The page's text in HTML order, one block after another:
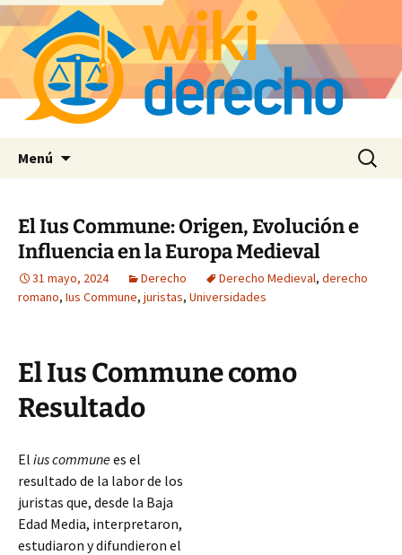
Menú Buscar:
El Ius Commune: Origen, Evolución e
Influencia en la Europa Medieval
31 mayo, 2024 Derecho Derecho Medieval, derecho
romano, Ius Commune, juristas, Universidades
El Ius Commune como
Resultado
El ius communees el
resultado de la labor de los
juristas que, desde la Baja
Edad Media, interpretaron,
estudiaron y difundieron el